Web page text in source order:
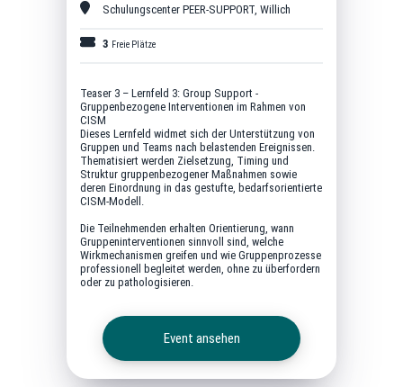
Schulungscenter PEER-SUPPORT Willich
3 Freie Plätze
Teaser 3 – Lernfeld 3: Group Support -
Gruppenbezogene Interventionen im Rahmen von
CISM
Dieses Lernfeld widmet sich der Unterstützung von
Gruppen und Teams nach belastenden Ereignissen.
Thematisiert werden Zielsetzung, Timing und
Struktur gruppenbezogener Maßnahmen sowie
deren Einordnung in das gestufte, bedarfsorientierte
CISM-Modell.
Die Teilnehmenden erhalten Orientierung, wann
Gruppeninterventionen sinnvoll sind, welche
Wirkmechanismen greifen und wie Gruppenprozesse
professionell begleitet werden, ohne zu überfordern
oder zu pathologisieren.
Event ansehen